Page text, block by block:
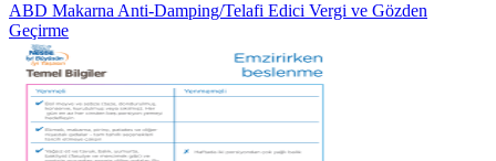
ABD Makarna Anti-Damping/Telafi Edici Vergi ve Gözden
Geçirme